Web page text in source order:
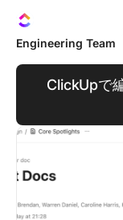
Engineering Team
ClickUpで